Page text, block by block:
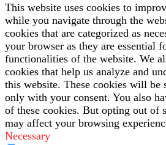
This website uses cookies to
while you navigate through the
cookies that are categorized as
your browser as they are essential
functionalities of the website. We
cookies that help us analyze and
this website. These cookies will be
only with your consent. You also
of these cookies. But opting out of
may affect your browsing
Necessary